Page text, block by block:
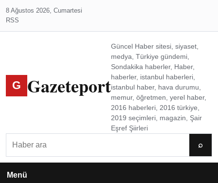
8 Ağustos 2026, Cumartesi
RSS
G Gazeteport
Güncel Haber sitesi, siyaset,
medya, Türkiye gündemi,
Sondakika haberler, Haber,
haberler, istanbul haberleri,
istanbul haber, hava durumu,
memur, öğretmen, yerel haber,
2016 haberleri, 2016 türkiye,
2019 seçimleri, magazin, Şair
Eşref Şiirleri
⌕
Menü